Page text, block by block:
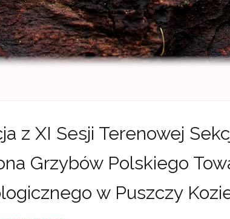
z XI Sesji Terenowej
Grzybów Polskiego
w Puszczy